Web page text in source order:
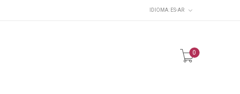
IDIOMA: ES-AR
0